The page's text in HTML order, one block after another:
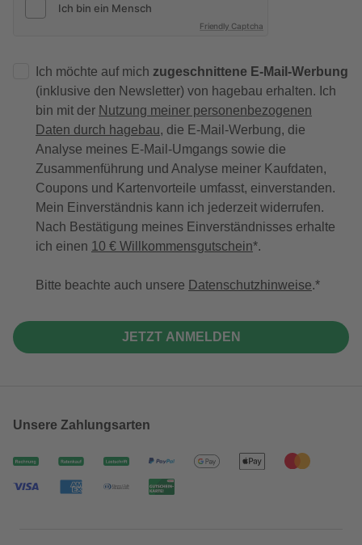
Friendly Captcha
Ich möchte auf mich zugeschnittene E-Mail-Werbung
(inklusive den Newsletter) von hagebau erhalten. Ich
bin mit der Nutzung meiner personenbezogenen
Daten durch hagebau, die E-Mail-Werbung, die
Analyse meines E-Mail-Umgangs sowie die
Zusammenführung und Analyse meiner Kaufdaten,
Coupons und Kartenvorteile umfasst, einverstanden.
Mein Einverständnis kann ich jederzeit widerrufen.
Nach Bestätigung meines Einverständnisses erhalte
ich einen 10 € Willkommensgutschein*.
Bitte beachte auch unsere Datenschutzhinweise.
JETZT ANMELDEN
Unsere Zahlungsarten